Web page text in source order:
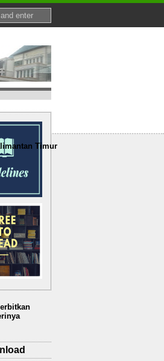
Timur